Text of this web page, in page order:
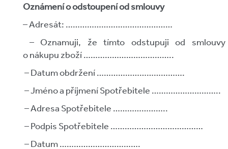
Oznámení o odstoupení od smlouvy
– Adresát: ………………………………………
– Oznamuji, že tímto odstupuji od smlouvy
o nákupu zboží ………………………………..
– Datum obdržení ……………………………….
– Jméno a příjmení Spotřebitele ………………………..
– Adresa Spotřebitele …………………..
– Podpis Spotřebitele …………………………………
– Datum …………………………….